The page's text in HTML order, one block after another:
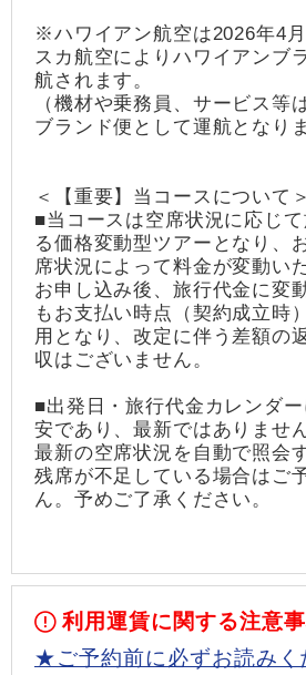
※ハワイアン航空は2026年4
スカ航空によりハワイアンブ
航されます。
（機材や乗務員、サービス等
ブランド便として運航となり
＜【重要】当コースについて＞
■当コースは空席状況に応じ
る価格変動型ツアーとなり、
席状況によって料金が変動い
お申し込み後、旅行代金に変
もお支払い時点（契約成立時
用となり、改定に伴う差額の
収はございません。
■出発日・旅行代金カレンダ
安であり、最新ではありませ
最新の空席状況を自動で照会
残席が不足している場合はご
ん。予めご了承ください。
利用運賃に関する注意
★ご予約前に必ずお読みく